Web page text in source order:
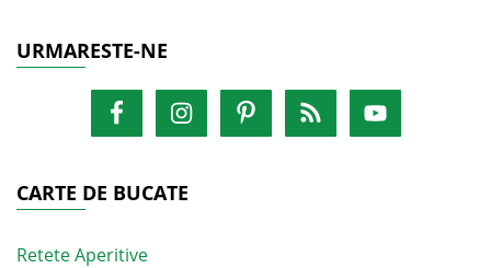
URMARESTE-NE
CARTE DE BUCATE
Retete Aperitive